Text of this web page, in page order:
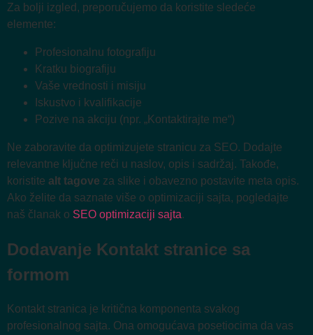
Za bolji izgled, preporučujemo da koristite sledeće
elemente:
Profesionalnu fotografiju
Kratku biografiju
Vaše vrednosti i misiju
Iskustvo i kvalifikacije
Pozive na akciju (npr. „Kontaktirajte me“)
Ne zaboravite da optimizujete stranicu za SEO. Dodajte
relevantne ključne reči u naslov, opis i sadržaj. Takođe,
koristite alt tagove za slike i obavezno postavite meta opis.
Ako želite da saznate više o optimizaciji sajta, pogledajte
naš članak o SEO optimizaciji sajta.
Dodavanje Kontakt stranice sa
formom
Kontakt stranica je kritična komponenta svakog
profesionalnog sajta. Ona omogućava posetiocima da vas